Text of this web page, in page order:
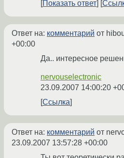
Показать ответ
Ответ на: комментарий от
+00:00
Да.. интересное
nervouselectronic
23.09.2007 14:00:20
Ссылка
Ответ на: комментарий от
23.09.2007 13:57:28 +00:00